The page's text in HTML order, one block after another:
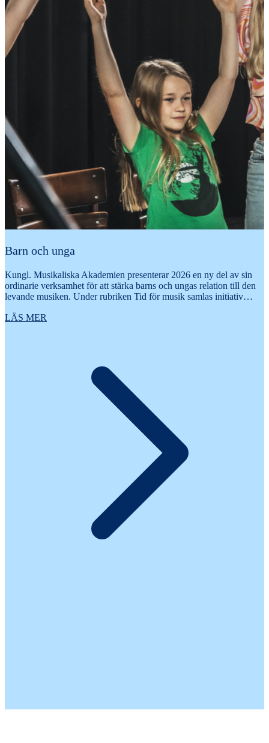
Barn och unga
Kungl. Musikaliska Akademien presenterar 2026 en ny del av sin
ordinarie verksamhet för att stärka barns och ungas relation till den
levande musiken. Under rubriken Tid för musik samlas initiativ…
LÄS MER